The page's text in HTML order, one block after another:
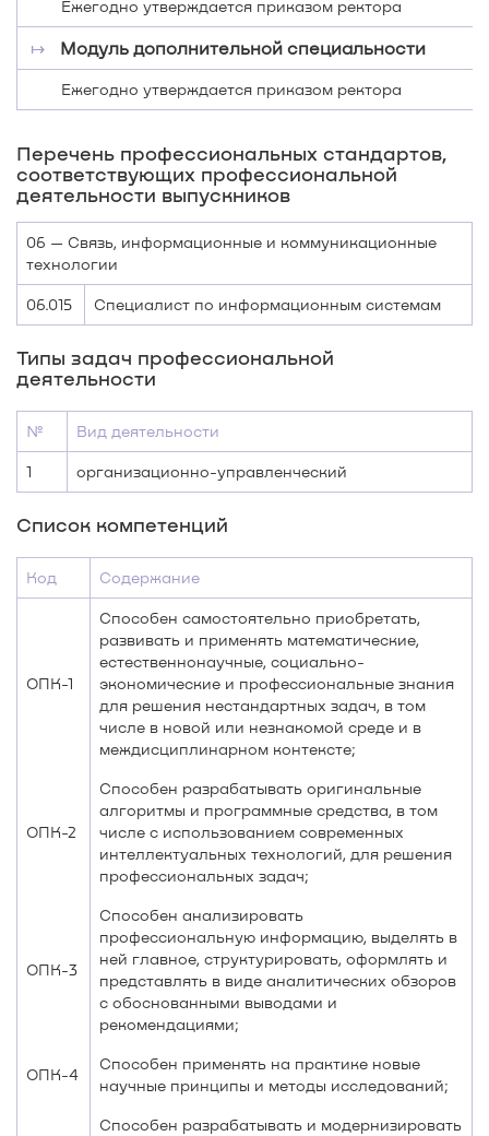
Ежегодно утверждается приказом ректора
↦ Модуль дополнительной специальности
Ежегодно утверждается приказом ректора
Перечень профессиональных стандартов,
соответствующих профессиональной
деятельности выпускников
06 — Связь, информационные и коммуникационные
технологии
06.015 Специалист по информационным системам
Типы задач профессиональной
деятельности
№ Вид деятельности
1 организационно-управленческий
Список компетенций
Код Содержание
ОПК-1
Способен самостоятельно приобретать,
развивать и применять математические,
естественнонаучные, социально-
экономические и профессиональные знания
для решения нестандартных задач, в том
числе в новой или незнакомой среде и в
междисциплинарном контексте;
ОПК-2
Способен разрабатывать оригинальные
алгоритмы и программные средства, в том
числе с использованием современных
интеллектуальных технологий, для решения
профессиональных задач;
ОПК-3
Способен анализировать
профессиональную информацию, выделять в
ней главное, структурировать, оформлять и
представлять в виде аналитических обзоров
с обоснованными выводами и
рекомендациями;
ОПК-4
Способен применять на практике новые
научные принципы и методы исследований;
Способен разрабатывать и модернизировать